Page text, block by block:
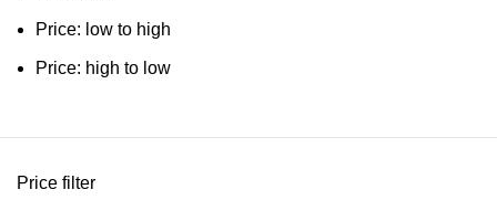
Price: low to high
Price: high to low
Price filter